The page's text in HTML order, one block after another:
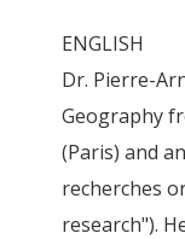
ENGLISH
Dr. Pierre-
Geography
(Paris) and
recherches
research").